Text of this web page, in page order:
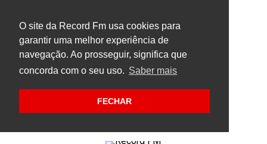
O site da Record Fm usa cookies para
garantir uma melhor experiência de
navegação. Ao prosseguir, significa que
concorda com o seu uso. Saber mais
FECHAR